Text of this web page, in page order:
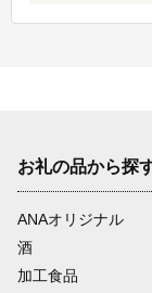
お礼の品から探
ANAオリジナル
酒
加工食品